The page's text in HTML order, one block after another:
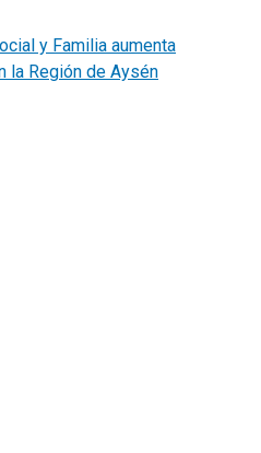
y Familia aumenta
la Región de Aysén